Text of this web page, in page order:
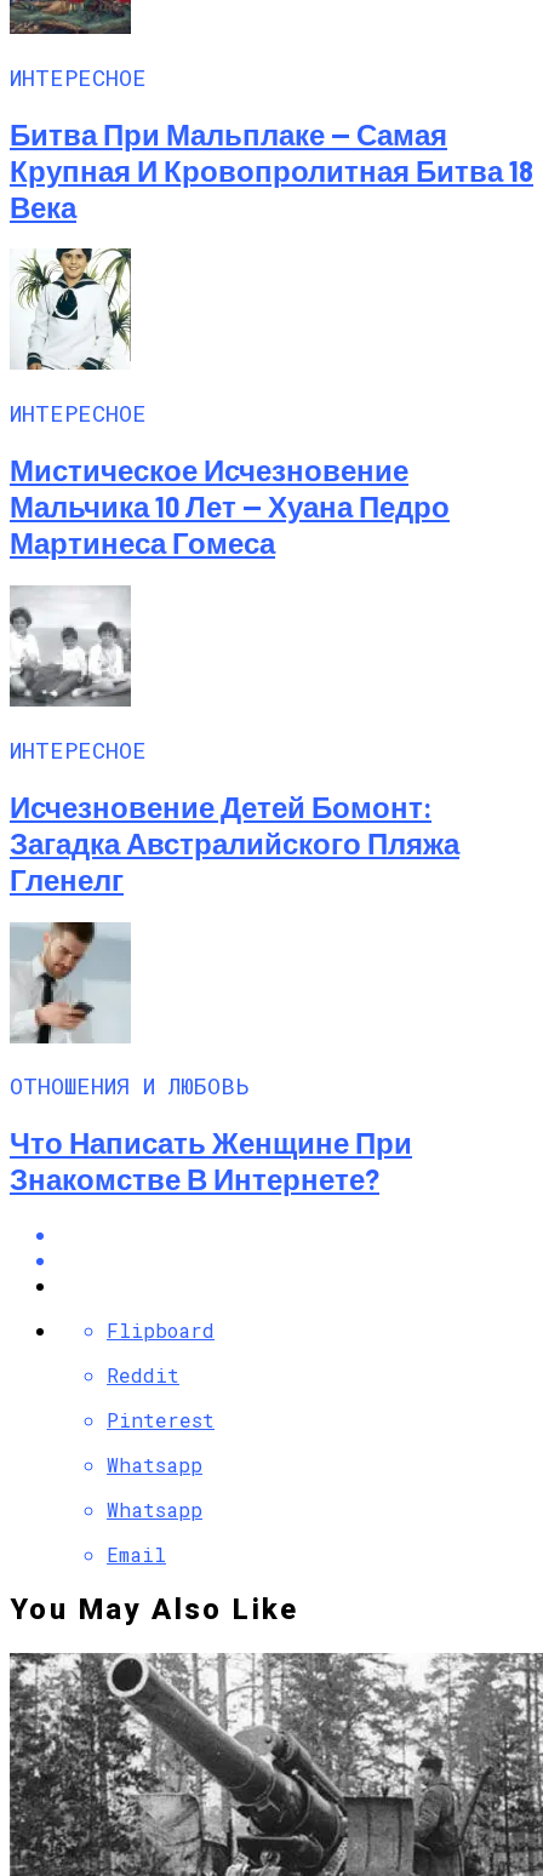
ИНТЕРЕСНОЕ
Битва При Мальплаке — Самая
Крупная И Кровопролитная Битва 18
Века
ИНТЕРЕСНОЕ
Мистическое Исчезновение
Мальчика 10 Лет — Хуана Педро
Мартинеса Гомеса
ИНТЕРЕСНОЕ
Исчезновение Детей Бомонт:
Загадка Австралийского Пляжа
Гленелг
ОТНОШЕНИЯ И ЛЮБОВЬ
Что Написать Женщине При
Знакомстве В Интернете?
Flipboard
Reddit
Pinterest
Whatsapp
Whatsapp
Email
You May Also Like